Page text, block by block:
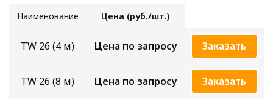
Наименование Цена (руб./шт.)
TW 26 (4 м) Цена по запросу Заказать
TW 26 (8 м) Цена по запросу Заказать